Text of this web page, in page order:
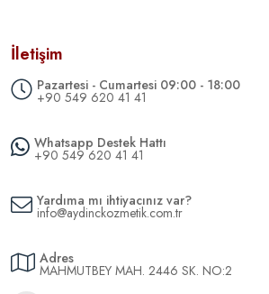
İletişim
Pazartesi - Cumartesi 09:00 - 18:00
+90 549 620 41 41
Whatsapp Destek Hattı
+90 549 620 41 41
Yardıma mı ihtiyacınız var?
info@aydinckozmetik.com.tr
Adres
MAHMUTBEY MAH. 2446 SK. NO:2